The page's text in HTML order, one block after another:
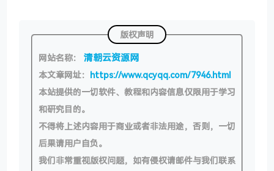
版权声明
网站名称： 清朝云资源网
本文章网址： https://www.qcyqq.com/7946.html
本站提供的一切软件、教程和内容信息仅限用于学习
和研究目的。
不得将上述内容用于商业或者非法用途，否则，一切
后果请用户自负。
我们非常重视版权问题，如有侵权请邮件与我们联系